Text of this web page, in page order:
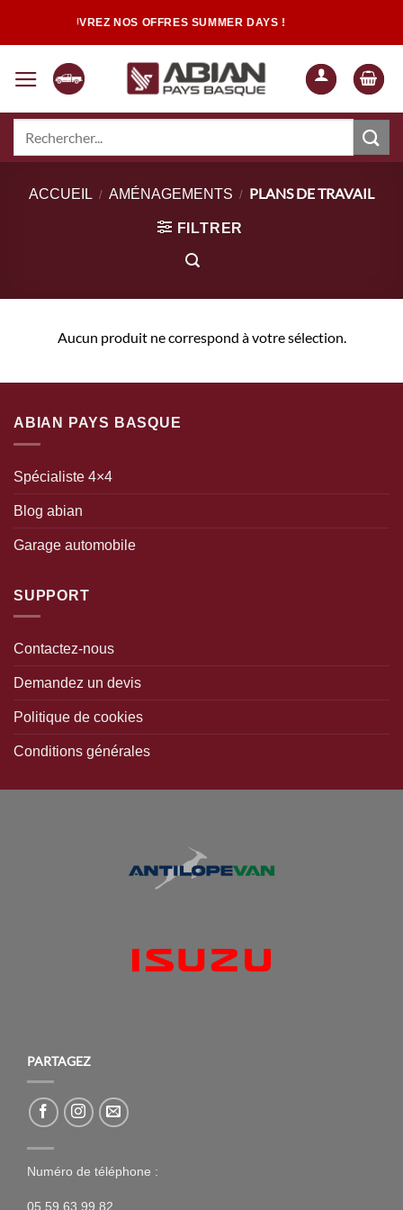
DÉCOUVREZ NOS OFFRES SUMMER DAYS !
Quand les résultats de l'auto-complétion sont disponibles, utilisez les
ACCUEIL / AMÉNAGEMENTS / PLANS DE TRAVAIL
FILTRER
Aucun produit ne correspond à votre sélection.
ABIAN PAYS BASQUE
Spécialiste 4×4
Blog abian
Garage automobile
SUPPORT
Contactez-nous
Demandez un devis
Politique de cookies
Conditions générales
PARTAGEZ
Numéro de téléphone :
05 59 63 99 82